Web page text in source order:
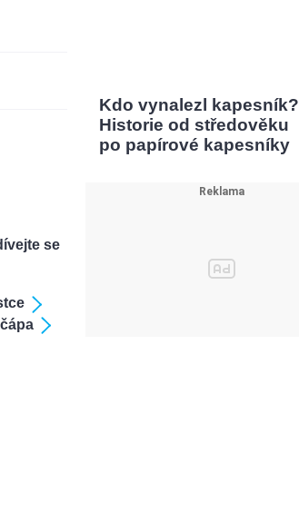
se
Kdo vynalezl kapesník?
Historie od středověku
po papírové kapesníky